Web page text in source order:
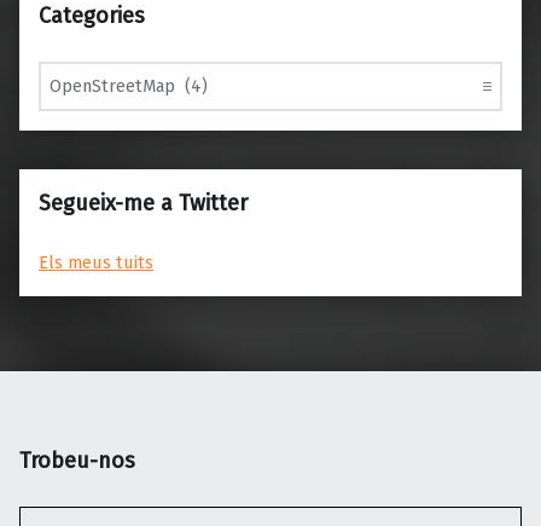
Categories
Categories
Segueix-me a Twitter
Els meus tuits
Trobeu-nos